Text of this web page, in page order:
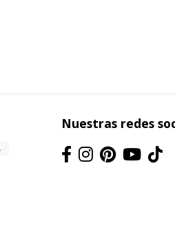
Nuestras redes